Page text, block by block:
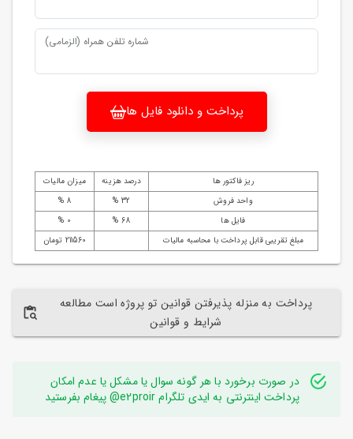
شماره تلفن همراه (الزمامی)
پرداخت و دانلود فایل ها
ریز فاکتور ها درصد هزینه
میزان مالیات
واحد فروش
32 %
8 %
فایل ها
68 %
0 %
مبلغ تقریبی قابل پرداخت با محاسبه مالیات
211560 تومان
پرداخت به منزله پذیرفتن قوانین تو پروژه است مطالعه
شرایط و قوانین
در صورت برخورد با هر گونه سوال یا مشکل یا عدم امکان
پرداخت اینترنتی به ایدی تلگرام e2proir@ پیغام بفرستید